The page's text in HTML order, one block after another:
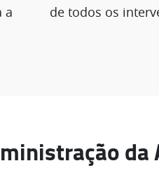
a
de todos os